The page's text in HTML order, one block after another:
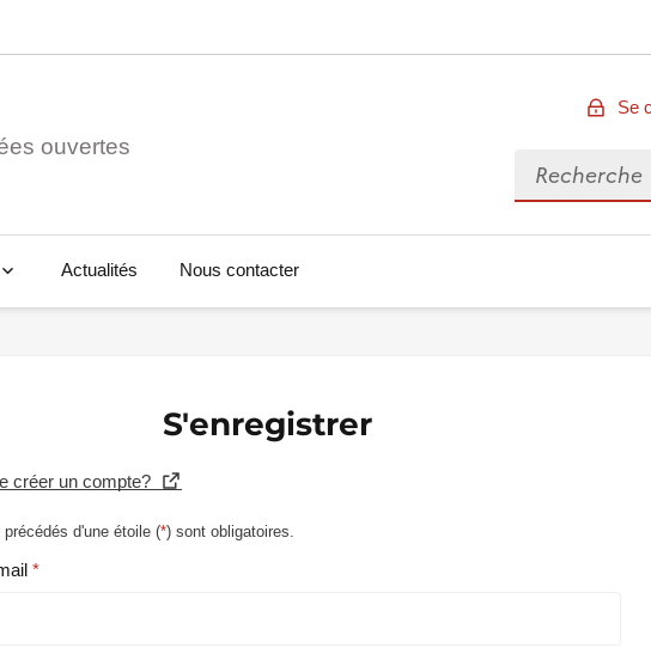
ouvertes
Se
Rechercher
Actualités Nous contacter
S'enregistrer
créer un compte?
d'une étoile (*) sont obligatoires.